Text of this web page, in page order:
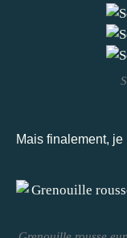
Mais finalement,